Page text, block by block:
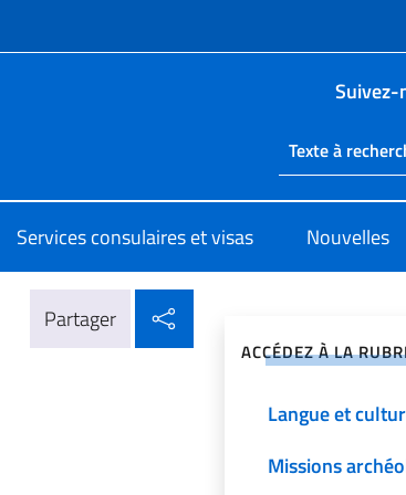
Suivez-
Rechercher dans le site
Services consulaires et visas Nouvelles
Partager
ACCÉDEZ À LA
Langue et
Missions